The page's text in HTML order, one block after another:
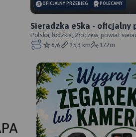
OFICJALNY PRZEBIEG POLECAMY
Sieradzka eSka - oficjalny
Polska, łódzkie, Złoczew, powiat
6/6
95,3 km 172m